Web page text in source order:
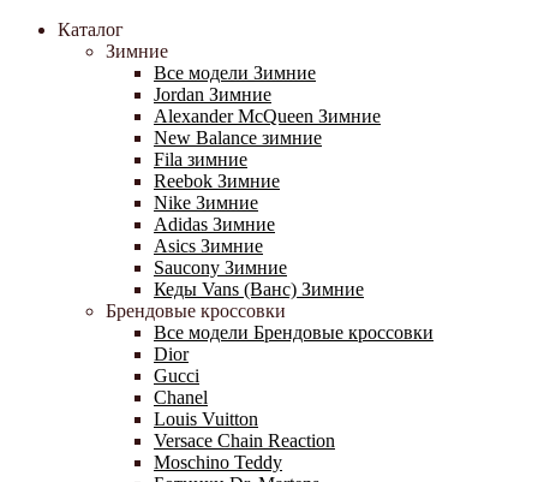
Каталог
Зимние
Все модели Зимние
Jordan Зимние
Alexander McQueen Зимние
New Balance зимние
Fila зимние
Reebok Зимние
Nike Зимние
Adidas Зимние
Asics Зимние
Saucony Зимние
Кеды Vans (Ванс) Зимние
Брендовые кроссовки
Все модели Брендовые кроссовки
Dior
Gucci
Chanel
Louis Vuitton
Versace Chain Reaction
Moschino Teddy